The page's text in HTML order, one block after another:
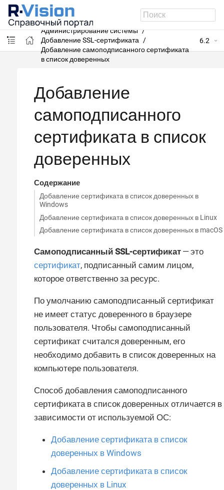
R-Vision VM
Администрирование системы
Добавление SSL-сертификата
Добавление самоподписанного сертификата
в список доверенных
6.2
Добавление
самоподписанного
сертификата в список
доверенных
Содержание
Добавление сертификата в список доверенных в
Windows
Добавление сертификата в список доверенных в Linux
Добавление сертификата в список доверенных в macOS
Самоподписанный SSL-сертификат — это
сертификат, подписанный самим лицом,
которое ответственно за ресурс.
По умолчанию самоподписанный сертификат
не имеет статус доверенного в браузере
пользователя. Чтобы самоподписанный
сертификат считался доверенным, его
необходимо добавить в список доверенных на
компьютере пользователя.
Способ добавления самоподписанного
сертификата в список доверенных отличается в
зависимости от используемой ОС:
Добавление сертификата в список
доверенных в Windows
Добавление сертификата в список
доверенных в Linux